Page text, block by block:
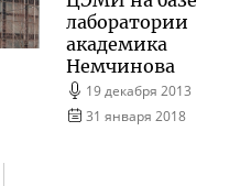
лаборатории
академика
Немчинова
19 декабря 2013
31 января 2018